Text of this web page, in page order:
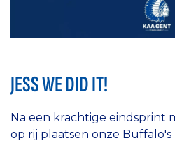
JESS WE DID IT!
Na een krachtige eindsprint
op rij plaatsen onze Buffalo's